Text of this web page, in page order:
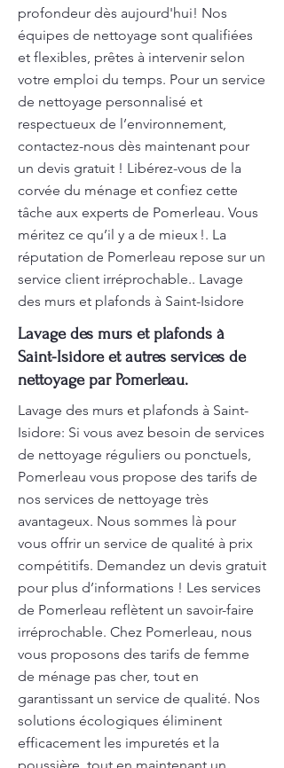
profondeur dès aujourd'hui! Nos
équipes de nettoyage sont qualifiées
et flexibles, prêtes à intervenir selon
votre emploi du temps. Pour un service
de nettoyage personnalisé et
respectueux de l’environnement,
contactez-nous dès maintenant pour
un devis gratuit ! Libérez-vous de la
corvée du ménage et confiez cette
tâche aux experts de Pomerleau. Vous
méritez ce qu’il y a de mieux !. La
réputation de Pomerleau repose sur un
service client irréprochable.. Lavage
des murs et plafonds à Saint-Isidore
Lavage des murs et plafonds à
Saint-Isidore et autres services de
nettoyage par Pomerleau.
Lavage des murs et plafonds à Saint-
Isidore: Si vous avez besoin de services
de nettoyage réguliers ou ponctuels,
Pomerleau vous propose des tarifs de
nos services de nettoyage très
avantageux. Nous sommes là pour
vous offrir un service de qualité à prix
compétitifs. Demandez un devis gratuit
pour plus d’informations ! Les services
de Pomerleau reflètent un savoir-faire
irréprochable. Chez Pomerleau, nous
vous proposons des tarifs de femme
de ménage pas cher, tout en
garantissant un service de qualité. Nos
solutions écologiques éliminent
efficacement les impuretés et la